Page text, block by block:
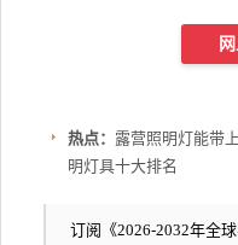
热点： 露营照明灯能带
明灯具十大排名
订阅《2026-2032年全